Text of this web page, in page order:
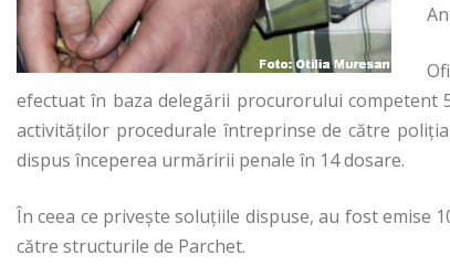
efectuat în baza delegării procurorului
activităţilor procedurale întreprinse de către
dispus începerea urmăririi penale în 14 dosare.
În ceea ce priveşte soluţiile dispuse, au fost emise
către structurile de Parchet.